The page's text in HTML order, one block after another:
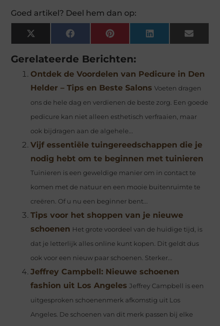
Goed artikel? Deel hem dan op:
X
(Twitter)
FacebookPinterestLinkedIn Email
Gerelateerde Berichten:
Ontdek de Voordelen van Pedicure in Den
Helder – Tips en Beste Salons Voeten dragen
ons de hele dag en verdienen de beste zorg. Een goede
pedicure kan niet alleen esthetisch verfraaien, maar
ook bijdragen aan de algehele...
Vijf essentiële tuingereedschappen die je
nodig hebt om te beginnen met tuinieren
Tuinieren is een geweldige manier om in contact te
komen met de natuur en een mooie buitenruimte te
creëren. Of u nu een beginner bent...
Tips voor het shoppen van je nieuwe
schoenen Het grote voordeel van de huidige tijd, is
dat je letterlijk alles online kunt kopen. Dit geldt dus
ook voor een nieuw paar schoenen. Sterker...
Jeffrey Campbell: Nieuwe schoenen
fashion uit Los Angeles Jeffrey Campbell is een
uitgesproken schoenenmerk afkomstig uit Los
Angeles. De schoenen van dit merk passen bij elke